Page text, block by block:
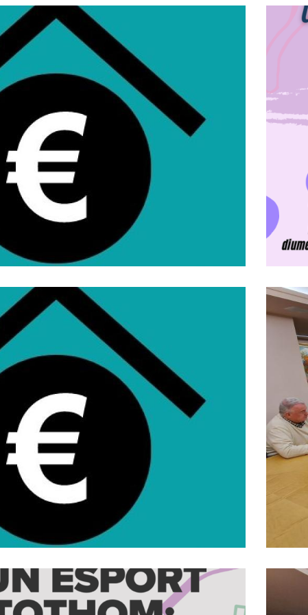
Al Pagament Del Lloguer Per A
Tinguin De 36 A 64 Anys
Habitatge
De Subvencions Al
Per A L'any 2025
S. socials